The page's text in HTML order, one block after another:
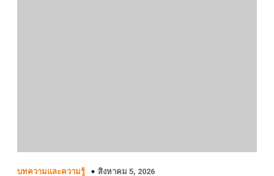
บทความและความรู้ สิงหาคม 5, 2026